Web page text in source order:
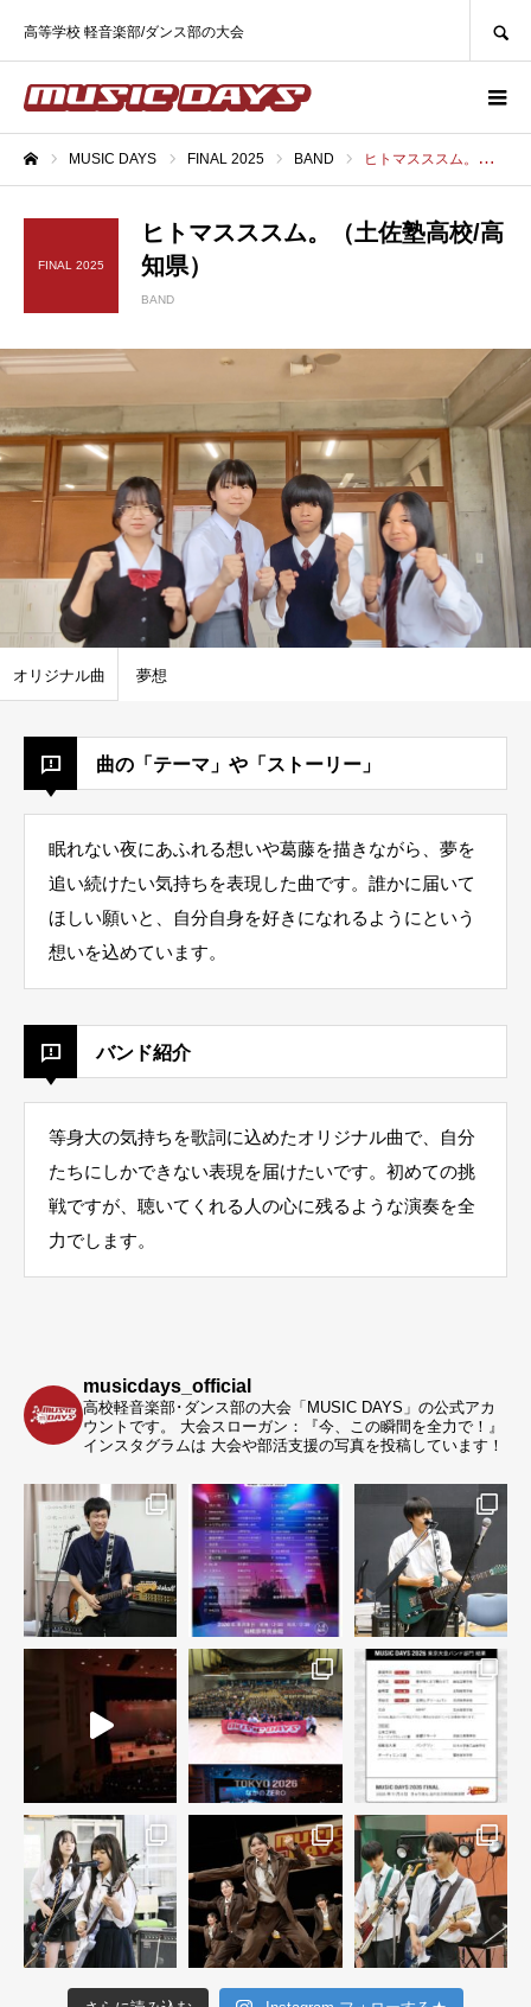
高等学校 軽音楽部/ダンス部の大会
MUSIC DAYS FINAL 2025 BAND ヒトマスススム。（土佐塾高校/高知県）
FINAL 2025
ヒトマスススム。（土佐塾高校/高
知県）
BAND
オリジナル曲 夢想
曲の「テーマ」や「ストーリー」
眠れない夜にあふれる想いや葛藤を描きながら、夢を
追い続けたい気持ちを表現した曲です。誰かに届いて
ほしい願いと、自分自身を好きになれるようにという
想いを込めています。
バンド紹介
等身大の気持ちを歌詞に込めたオリジナル曲で、自分
たちにしかできない表現を届けたいです。初めての挑
戦ですが、聴いてくれる人の心に残るような演奏を全
力でします。
musicdays_official
高校軽音楽部･ダンス部の大会「MUSIC DAYS」の公式アカ
ウントです。
大会スローガン：『今、この瞬間を全力で！』
インスタグラムは 大会や部活支援の写真を投稿しています！